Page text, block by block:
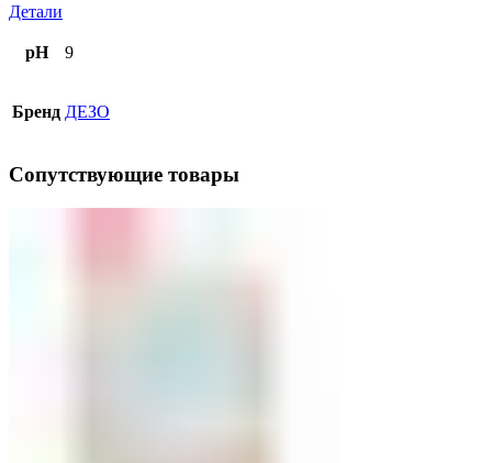
Детали
pH 9
Бренд ДЕЗО
Сопутствующие товары